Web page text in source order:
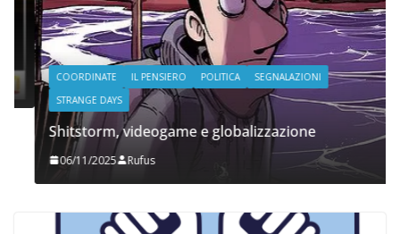
COORDINATE IL PENSIERO POLITICA
SEGNALAZIONI
STRANGE DAYS
Shitstorm, videogame e globalizzazione
06/11/2025 Rufus